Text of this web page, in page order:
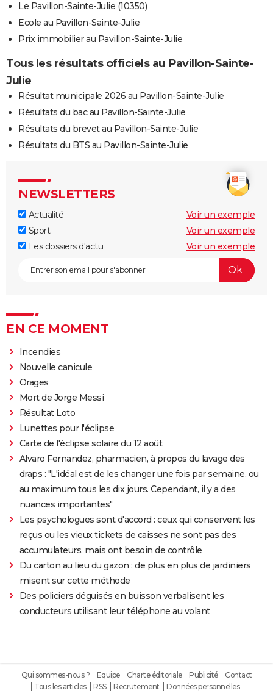
Le Pavillon-Sainte-Julie (10350)
Ecole au Pavillon-Sainte-Julie
Prix immobilier au Pavillon-Sainte-Julie
Tous les résultats officiels au Pavillon-Sainte-
Julie
Résultat municipale 2026 au Pavillon-Sainte-Julie
Résultats du bac au Pavillon-Sainte-Julie
Résultats du brevet au Pavillon-Sainte-Julie
Résultats du BTS au Pavillon-Sainte-Julie
NEWSLETTERS
Actualité
Voir un exemple
Sport
Voir un exemple
Les dossiers d'actu
Voir un exemple
EN CE MOMENT
Incendies
Nouvelle canicule
Orages
Mort de Jorge Messi
Résultat Loto
Lunettes pour l'éclipse
Carte de l'éclipse solaire du 12 août
Alvaro Fernandez, pharmacien, à propos du lavage des
draps : "L'idéal est de les changer une fois par semaine, ou
au maximum tous les dix jours. Cependant, il y a des
nuances importantes"
Les psychologues sont d'accord : ceux qui conservent les
reçus ou les vieux tickets de caisses ne sont pas des
accumulateurs, mais ont besoin de contrôle
Du carton au lieu du gazon : de plus en plus de jardiniers
misent sur cette méthode
Des policiers déguisés en buisson verbalisent les
conducteurs utilisant leur téléphone au volant
Qui sommes-nous ? Equipe Charte éditoriale Publicité
Contact
Tous les articles
RSS Recrutement Données personnelles